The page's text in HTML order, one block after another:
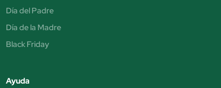
Día del Padre
Día de la Madre
Black Friday
Ayuda